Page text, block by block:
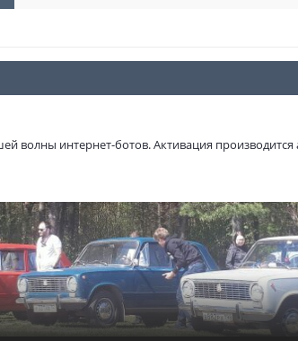
волны интернет-ботов. Активация